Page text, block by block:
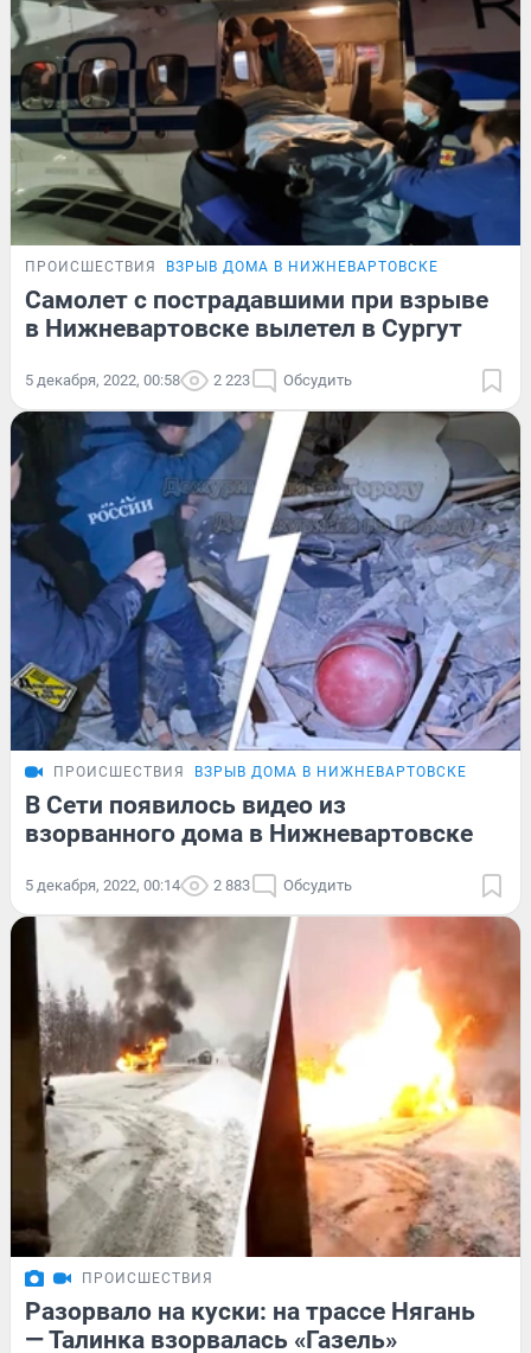
ПРОИСШЕСТВИЯ ВЗРЫВ ДОМА В НИЖНЕВАРТОВСКЕ
Самолет с пострадавшими при взрыве
в Нижневартовске вылетел в Сургут
5 декабря, 2022, 00:58 2 223 Обсудить
ПРОИСШЕСТВИЯ ВЗРЫВ ДОМА В НИЖНЕВАРТОВСКЕ
В Сети появилось видео из
взорванного дома в Нижневартовске
5 декабря, 2022, 00:14 2 883 Обсудить
ПРОИСШЕСТВИЯ
Разорвало на куски: на трассе Нягань
— Талинка взорвалась «Газель»